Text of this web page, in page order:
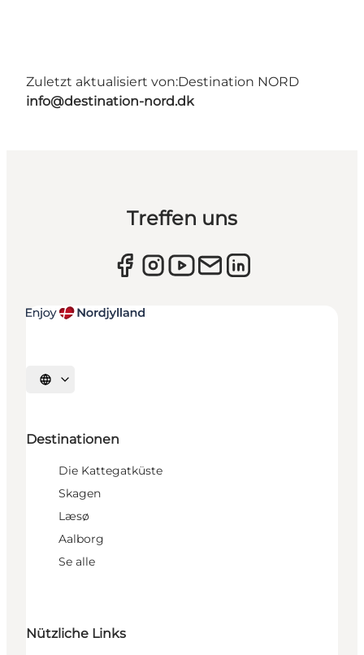
Zuletzt aktualisiert von:Destination NORD
info@destination-nord.dk
Treffen uns
Sprache auswählen
Destinationen
Die Kattegatküste
Skagen
Læsø
Aalborg
Se alle
Nützliche Links